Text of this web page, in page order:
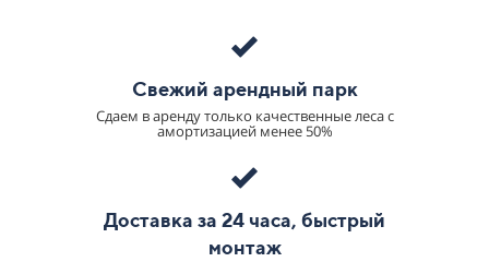
Свежий арендный парк
Сдаем в аренду только качественные леса с
амортизацией менее 50%
Доставка за 24 часа, быстрый
монтаж